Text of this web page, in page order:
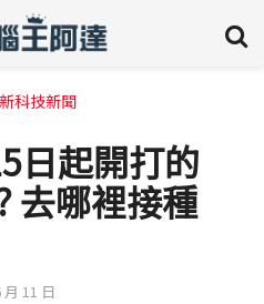
科技新聞
日起開打的
去哪裡接種
11 日